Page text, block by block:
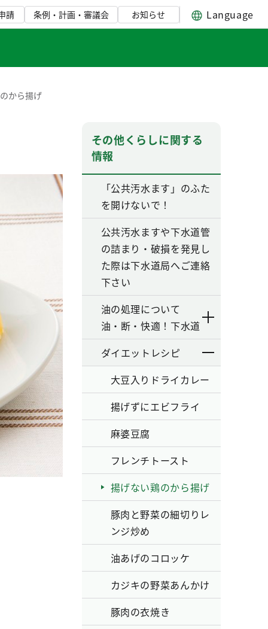
請 条例・計画・審議会 お知らせ Language
から揚げ
その他くらしに関する
情報
「公共汚水ます」のふた
を開けないで！
公共汚水ますや下水道管
の詰まり・破損を発見し
た際は下水道局へご連絡
下さい
油の処理について
油・断・快適！下水道
ダイエットレシピ
大豆入りドライカレー
揚げずにエビフライ
麻婆豆腐
フレンチトースト
揚げない鶏のから揚げ
豚肉と野菜の細切りレ
ンジ炒め
油あげのコロッケ
カジキの野菜あんかけ
豚肉の衣焼き